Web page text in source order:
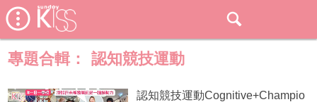
專題合輯： 認知競技運動
認知競技運動Cognitive+Champio